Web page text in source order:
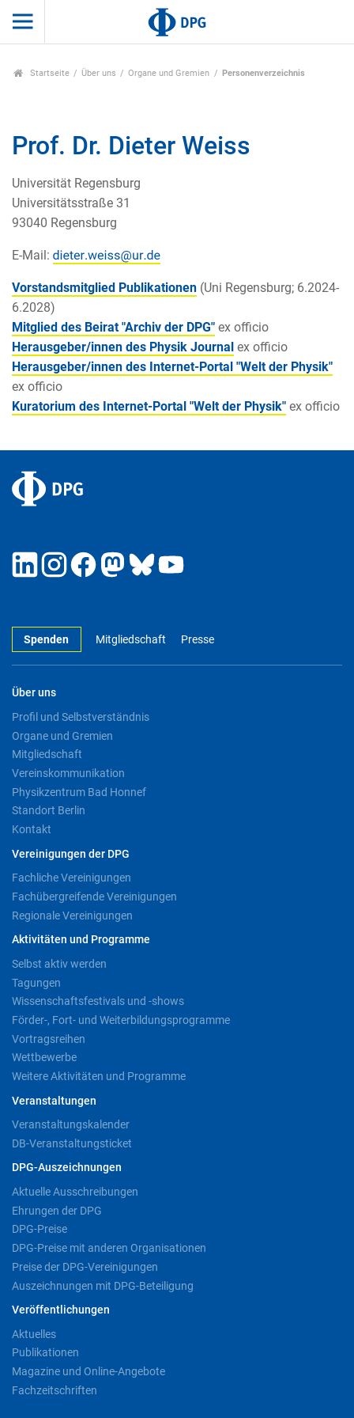
Startseite Über uns Organe und Gremien Personenverzeichnis
Prof. Dr. Dieter Weiss
Universität Regensburg
Universitätsstraße 31
93040 Regensburg
E-Mail:
Vorstandsmitglied Publikationen (Uni Regensburg; 6.2024-
6.2028)
Mitglied des Beirat "Archiv der DPG" ex officio
Herausgeber/innen des Physik Journal ex officio
Herausgeber/innen des Internet-Portal "Welt der Physik"
ex officio
Kuratorium des Internet-Portal "Welt der Physik" ex officio
Spenden Mitgliedschaft Presse
Über uns
Profil und Selbstverständnis
Organe und Gremien
Mitgliedschaft
Vereinskommunikation
Physikzentrum Bad Honnef
Standort Berlin
Kontakt
Vereinigungen der DPG
Fachliche Vereinigungen
Fachübergreifende Vereinigungen
Regionale Vereinigungen
Aktivitäten und Programme
Selbst aktiv werden
Tagungen
Wissenschaftsfestivals und -shows
Förder-, Fort- und Weiterbildungsprogramme
Vortragsreihen
Wettbewerbe
Weitere Aktivitäten und Programme
Veranstaltungen
Veranstaltungskalender
DB-Veranstaltungsticket
DPG-Auszeichnungen
Aktuelle Ausschreibungen
Ehrungen der DPG
DPG-Preise
DPG-Preise mit anderen Organisationen
Preise der DPG-Vereinigungen
Auszeichnungen mit DPG-Beteiligung
Veröffentlichungen
Aktuelles
Publikationen
Magazine und Online-Angebote
Fachzeitschriften